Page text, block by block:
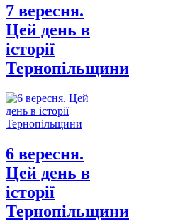
7 вересня.
Цей день в
історії
Тернопільщини
6 вересня.
Цей день в
історії
Тернопільщини